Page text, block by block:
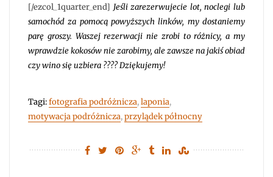
[/ezcol_1quarter_end] Jeśli zarezerwujecie lot, noclegi lub
samochód za pomocą powyższych linków, my dostaniemy
parę groszy. Waszej rezerwacji nie zrobi to różnicy, a my
wprawdzie kokosów nie zarobimy, ale zawsze na jakiś obiad
czy wino się uzbiera ???? Dziękujemy!
Tagi:fotografia podróżnicza,laponia,
motywacja podróżnicza,przylądek północny